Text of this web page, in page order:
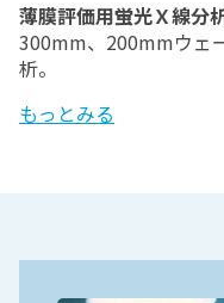
薄膜評価用蛍光Ｘ線分
300mm、200mmウェ
析。
もっとみる